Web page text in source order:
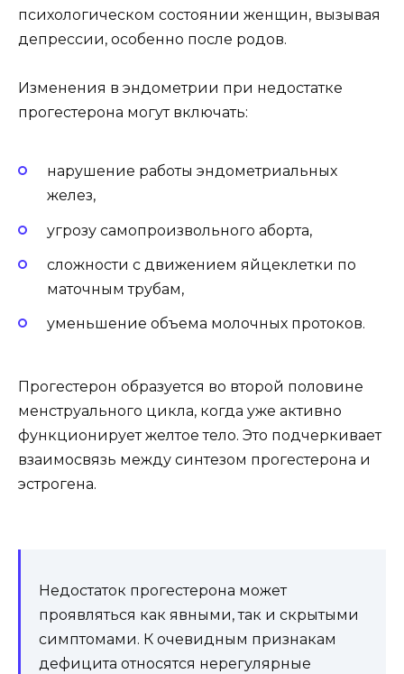
психологическом состоянии женщин, вызывая
депрессии, особенно после родов.
Изменения в эндометрии при недостатке
прогестерона могут включать:
нарушение работы эндометриальных
желез,
угрозу самопроизвольного аборта,
сложности с движением яйцеклетки по
маточным трубам,
уменьшение объема молочных протоков.
Прогестерон образуется во второй половине
менструального цикла, когда уже активно
функционирует желтое тело. Это подчеркивает
взаимосвязь между синтезом прогестерона и
эстрогена.
Недостаток прогестерона может
проявляться как явными, так и скрытыми
симптомами. К очевидным признакам
дефицита относятся нерегулярные